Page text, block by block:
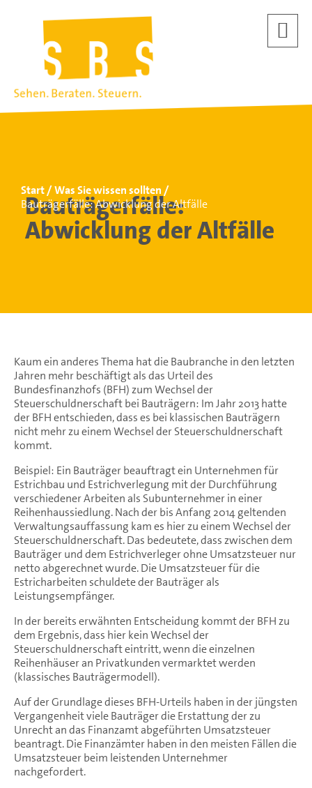
Start
Was Sie wissen sollten
Bauträgerfälle: Abwicklung der Altfälle
Bauträgerfälle:
Abwicklung der Altfälle
Kaum ein anderes Thema hat die Baubranche in den letzten
Jahren mehr beschäftigt als das Urteil des
Bundesfinanzhofs (BFH) zum Wechsel der
Steuerschuldnerschaft bei Bauträgern: Im Jahr 2013 hatte
der BFH entschieden, dass es bei klassischen Bauträgern
nicht mehr zu einem Wechsel der Steuerschuldnerschaft
kommt.
Beispiel: Ein Bauträger beauftragt ein Unternehmen für
Estrichbau und Estrichverlegung mit der Durchführung
verschiedener Arbeiten als Subunternehmer in einer
Reihenhaussiedlung. Nach der bis Anfang 2014 geltenden
Verwaltungsauffassung kam es hier zu einem Wechsel der
Steuerschuldnerschaft. Das bedeutete, dass zwischen dem
Bauträger und dem Estrichverleger ohne Umsatzsteuer nur
netto abgerechnet wurde. Die Umsatzsteuer für die
Estricharbeiten schuldete der Bauträger als
Leistungsempfänger.
In der bereits erwähnten Entscheidung kommt der BFH zu
dem Ergebnis, dass hier kein Wechsel der
Steuerschuldnerschaft eintritt, wenn die einzelnen
Reihenhäuser an Privatkunden vermarktet werden
(klassisches Bauträgermodell).
Auf der Grundlage dieses BFH-Urteils haben in der jüngsten
Vergangenheit viele Bauträger die Erstattung der zu
Unrecht an das Finanzamt abgeführten Umsatzsteuer
beantragt. Die Finanzämter haben in den meisten Fällen die
Umsatzsteuer beim leistenden Unternehmer
nachgefordert.